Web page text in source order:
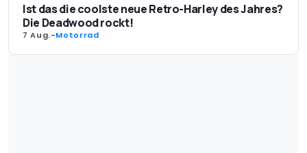
Ist das die coolste neue Retro-Harley des Jahres?
Die Deadwood rockt!
7 Aug.-Motorrad